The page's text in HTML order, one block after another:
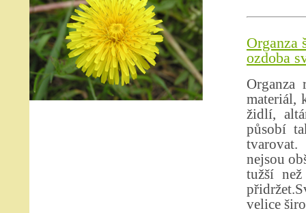
Organza
ozdoba
materiál,
židlí,
působí
nejsou
tužší
velice